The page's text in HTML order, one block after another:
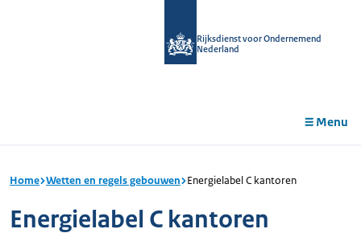
Rijksdienst voor Ondernemend
Nederland
Menu
Home Wetten en regels gebouwen Energielabel C kantoren
Energielabel C kantoren